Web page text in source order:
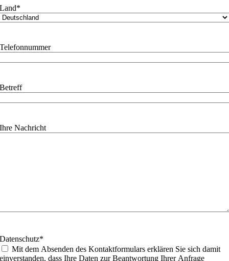
Land*
Telefonnummer
Betreff
Ihre Nachricht
Datenschutz*
Mit dem Absenden des Kontaktformulars erklären Sie sich damit
einverstanden, dass Ihre Daten zur Beantwortung Ihrer Anfrage